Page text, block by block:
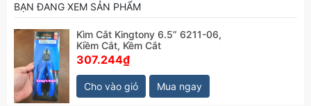
BẠN ĐANG XEM SẢN PHẨM
Kìm Cắt Kingtony 6.5” 6211-06,
Kiềm Cắt, Kềm Cắt
307.244₫
Cho vào giỏ Mua ngay